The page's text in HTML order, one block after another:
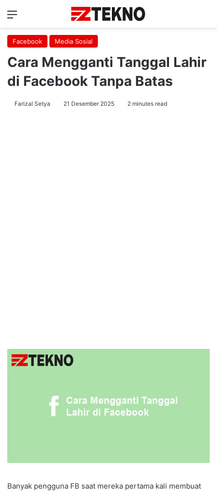
Menu
Facebook Media Sosial
Cara Mengganti Tanggal Lahir
di Facebook Tanpa Batas
Farizal Setya 21 Desember 2025 2 minutes read
Banyak pengguna FB saat mereka pertama kali membuat